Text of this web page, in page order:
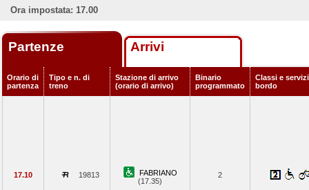
Ora impostata: 17.00
Partenze Arrivi
Orario di
partenza
Tipo e n. di
treno
Stazione di arrivo
(orario di arrivo)
Binario
programmato
Classi e
bordo
17.10 19813
FABRIANO
(17.35)
2